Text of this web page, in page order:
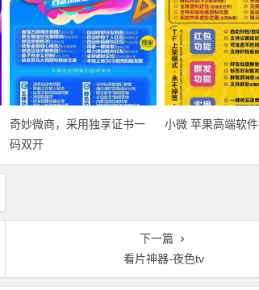
奇妙微商‎，采用独享证书一
码双开
小微 苹果高端软件
下一篇
看片神器-夜色tv